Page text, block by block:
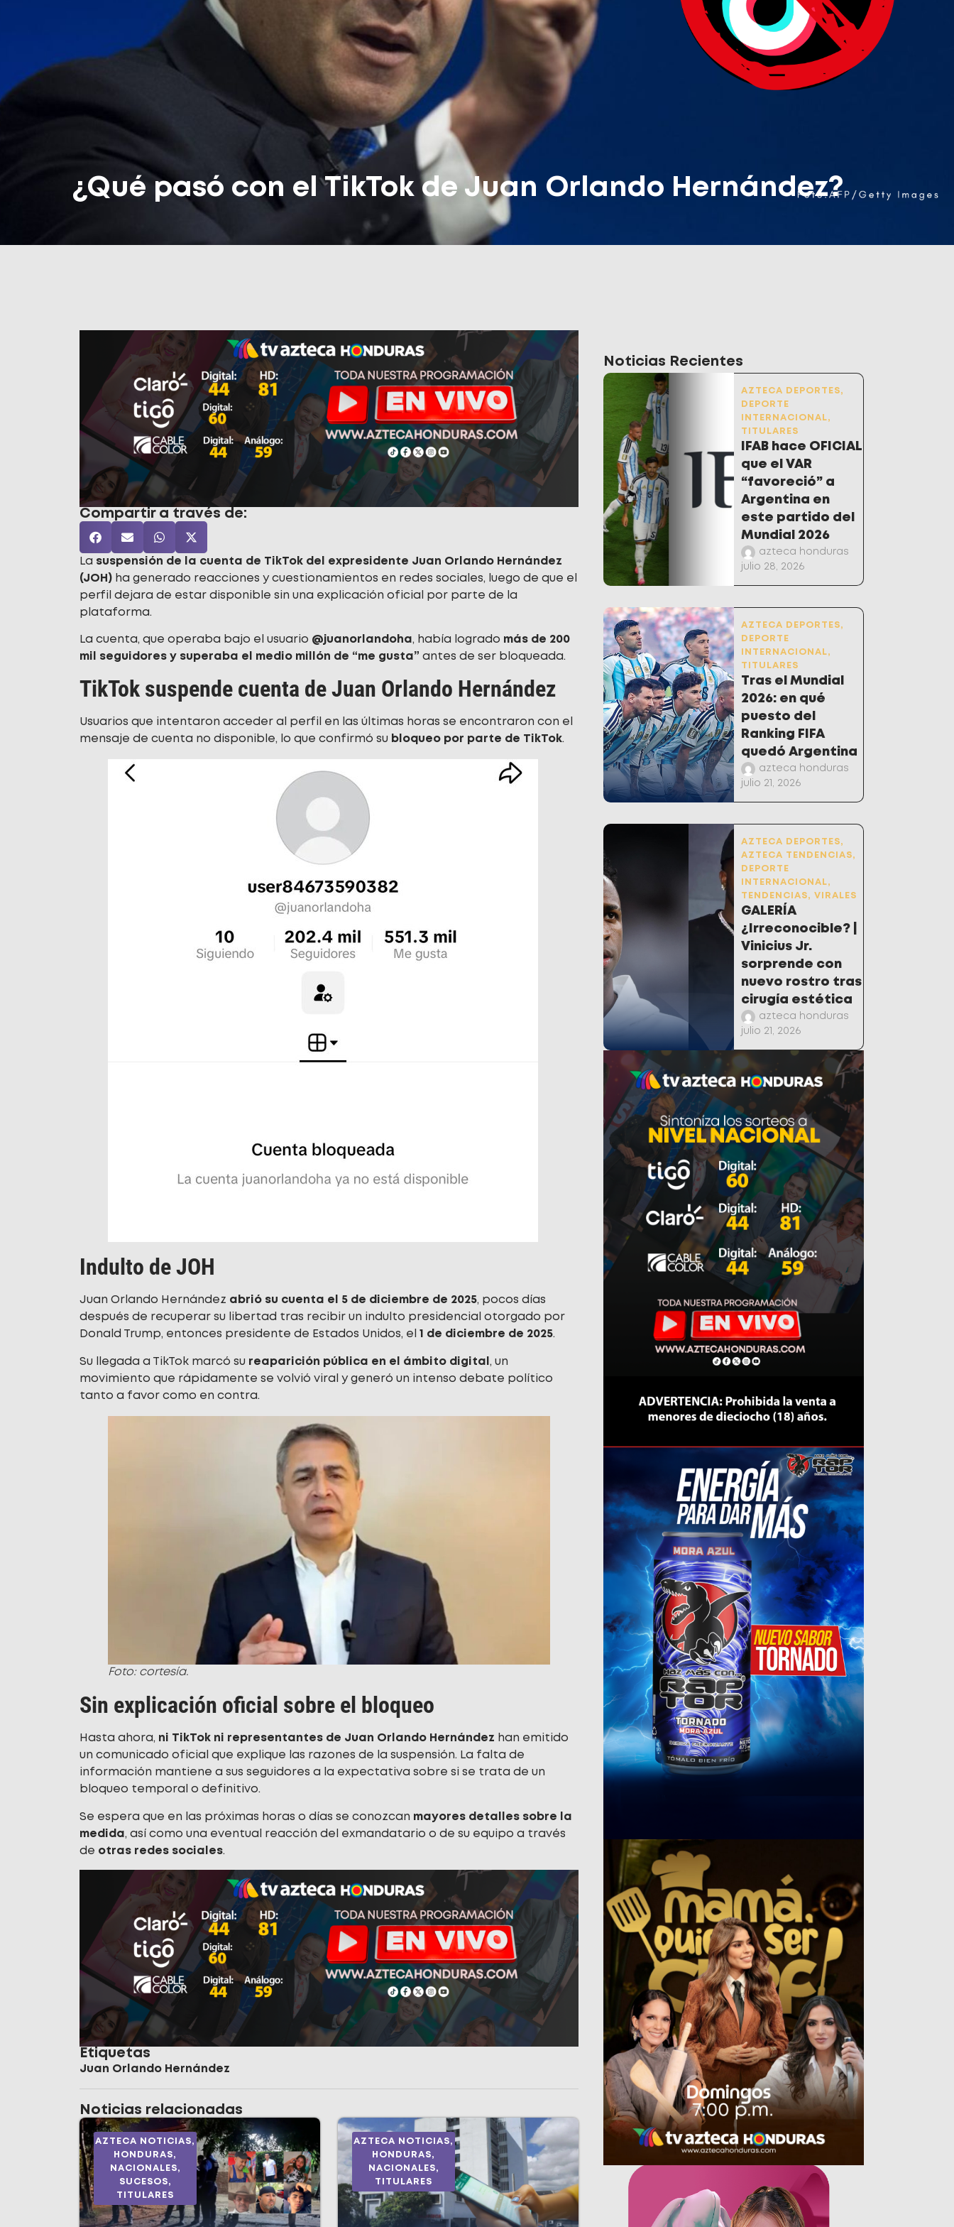
¿Qué pasó con el TikTok de Juan Orlando Hernández?
Compartir a través de:
La suspensión de la cuenta de TikTok del expresidente Juan Orlando Hernández
(JOH) ha generado reacciones y cuestionamientos en redes sociales, luego de que el
perfil dejara de estar disponible sin una explicación oficial por parte de la
plataforma.
La cuenta, que operaba bajo el usuario @juanorlandoha, había logrado más de 200
mil seguidores y superaba el medio millón de “me gusta” antes de ser bloqueada.
TikTok suspende cuenta de Juan Orlando Hernández
Usuarios que intentaron acceder al perfil en las últimas horas se encontraron con el
mensaje de cuenta no disponible, lo que confirmó su bloqueo por parte de TikTok.
Indulto de JOH
Juan Orlando Hernández abrió su cuenta el 5 de diciembre de 2025, pocos días
después de recuperar su libertad tras recibir un indulto presidencial otorgado por
Donald Trump, entonces presidente de Estados Unidos, el 1 de diciembre de 2025.
Su llegada a TikTok marcó su reaparición pública en el ámbito digital , un
movimiento que rápidamente se volvió viral y generó un intenso debate político
tanto a favor como en contra.
Foto: cortesía.
Sin explicación oficial sobre el bloqueo
Hasta ahora, ni TikTok ni representantes de Juan Orlando Hernández han emitido
un comunicado oficial que explique las razones de la suspensión. La falta de
información mantiene a sus seguidores a la expectativa sobre si se trata de un
bloqueo temporal o definitivo.
Se espera que en las próximas horas o días se conozcan mayores detalles sobre la
medida, así como una eventual reacción del exmandatario o de su equipo a través
de otras redes sociales.
Etiquetas
Juan Orlando Hernández
Noticias relacionadas
AZTECA NOTICIAS,
HONDURAS,
NACIONALES,
SUCESOS,
TITULARES
AZTECA NOTICIAS,
HONDURAS,
NACIONALES,
TITULARES
Noticias Recientes
AZTECA DEPORTES,
DEPORTE
INTERNACIONAL,
TITULARES
IFAB hace OFICIAL
que el VAR
“favoreció” a
Argentina en
este partido del
Mundial 2026
azteca honduras
julio 28, 2026
AZTECA DEPORTES,
DEPORTE
INTERNACIONAL,
TITULARES
Tras el Mundial
2026: en qué
puesto del
Ranking FIFA
quedó Argentina
azteca honduras
julio 21, 2026
AZTECA DEPORTES,
AZTECA TENDENCIAS,
DEPORTE
INTERNACIONAL,
TENDENCIAS, VIRALES
GALERÍA
¿Irreconocible? |
Vinicius Jr.
sorprende con
nuevo rostro tras
cirugía estética
azteca honduras
julio 21, 2026